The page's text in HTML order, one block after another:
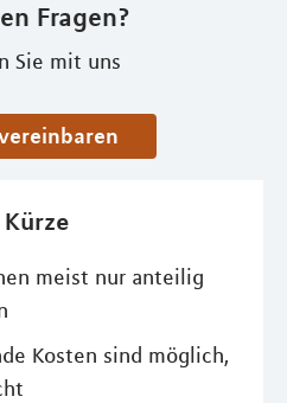
Fragen?
Sie mit uns
meist nur anteilig
Kosten sind möglich,